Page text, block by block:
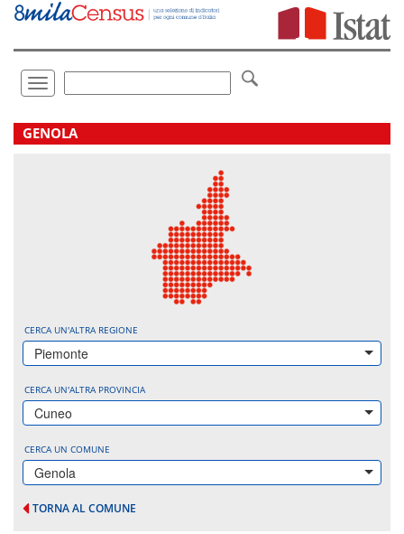
Vai
direttamente
Toggle
navigation
.
GENOLA
CERCA UN'ALTRA REGIONE
Piemonte
CERCA UN'ALTRA PROVINCIA
Cuneo
CERCA UN COMUNE
Genola
TORNA AL COMUNE